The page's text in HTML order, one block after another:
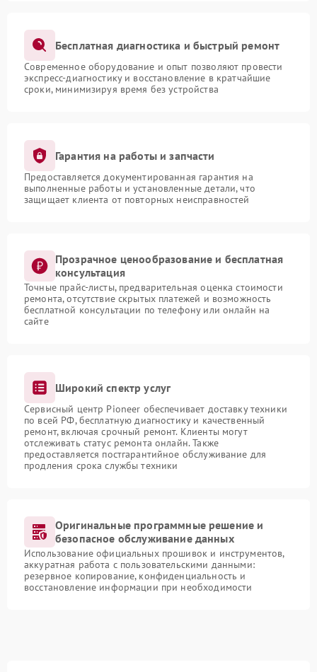
Бесплатная диагностика и быстрый ремонт
Современное оборудование и опыт позволяют провести
экспресс-диагностику и восстановление в кратчайшие
сроки, минимизируя время без устройства
Гарантия на работы и запчасти
Предоставляется документированная гарантия на
выполненные работы и установленные детали, что
защищает клиента от повторных неисправностей
Прозрачное ценообразование и бесплатная
консультация
Точные прайс-листы, предварительная оценка стоимости
ремонта, отсутствие скрытых платежей и возможность
бесплатной консультации по телефону или онлайн на
сайте
Широкий спектр услуг
Сервисный центр Pioneer обеспечивает доставку техники
по всей РФ, бесплатную диагностику и качественный
ремонт, включая срочный ремонт. Клиенты могут
отслеживать статус ремонта онлайн. Также
предоставляется постгарантийное обслуживание для
продления срока службы техники
Оригинальные программные решение и
безопасное обслуживание данных
Использование официальных прошивок и инструментов,
аккуратная работа с пользовательскими данными:
резервное копирование, конфиденциальность и
восстановление информации при необходимости